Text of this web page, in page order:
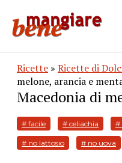
Ricette » Ricette di
melone, arancia e
Macedonia di
# facile # celiachia #
# no lattosio # no uova